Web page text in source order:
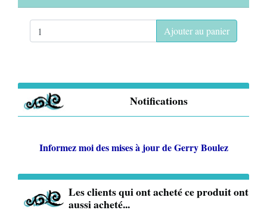
Ajouter au panier
Notifications
Informez moi des mises à jour deGerry Boulez
Les clients qui ont acheté ce produit ont
aussi acheté...